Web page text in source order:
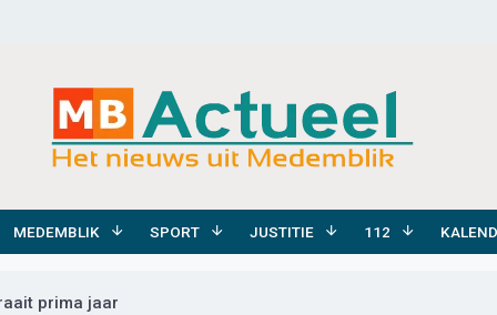
MEDEMBLIK SPORT JUSTITIE 112
prima jaar